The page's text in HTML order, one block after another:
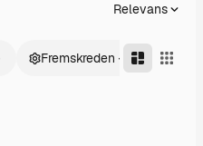
Relevans
Fremskreden